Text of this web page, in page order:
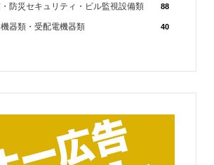
防災セキュリティ・ビル監視設備類 88
器類・受配電機器類 40